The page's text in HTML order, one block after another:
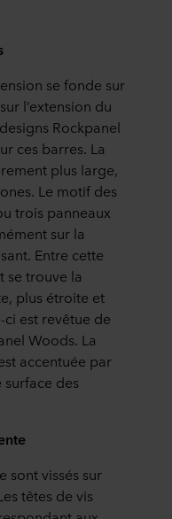
se fonde sur
l’extension du
Rockpanel
ces barres. La
plus large,
Le motif des
trois panneaux
sur la
Entre cette
se trouve la
plus étroite et
est revêtue de
Woods. La
accentuée par
des
sont vissés sur
têtes de vis